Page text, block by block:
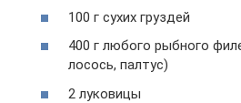
100 г сухих груздей
400 г любого рыбного
лосось, палтус)
2 луковицы